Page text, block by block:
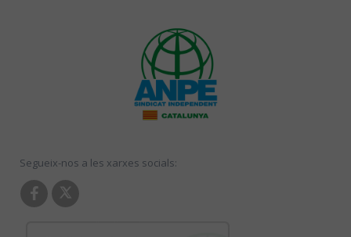
Segueix-nos a les xarxes socials: